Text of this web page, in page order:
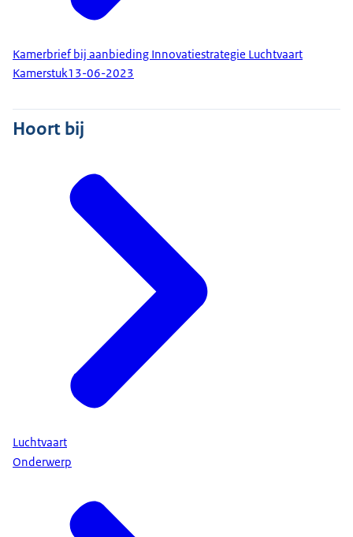
Kamerbrief bij aanbieding Innovatiestrategie Luchtvaart
Kamerstuk13-06-2023
Hoort bij
Luchtvaart
Onderwerp